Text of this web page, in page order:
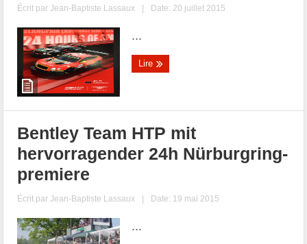
Écrit parJean-Baptiste Lassaux | Date: 20 juillet 2015
...
Lire
Bentley Team HTP mit
hervorragender 24h Nürburgring-
premiere
Écrit parJean-Baptiste Lassaux | Date: 19 mai 2015
...